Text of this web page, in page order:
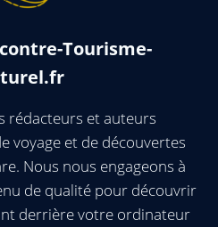
Tourisme-
rédacteurs et auteurs
voyage et de découvertes
Nous nous engageons à
de qualité pour découvrir
derrière votre ordinateur